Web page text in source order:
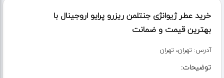
خرید عطر ژیوانژی جنتلمن ریزرو پرایو اروجینال با
بهترین قیمت و ضمانت
آدرس: تهران، تهران
توضیحات: